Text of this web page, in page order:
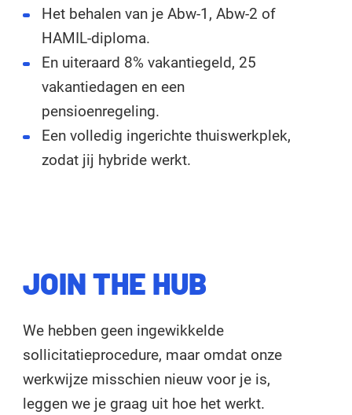
Het behalen van je Abw-1, Abw-2 of
HAMIL-diploma.
En uiteraard 8% vakantiegeld, 25
vakantiedagen en een
pensioenregeling.
Een volledig ingerichte thuiswerkplek,
zodat jij hybride werkt.
JOIN THE HUB
We hebben geen ingewikkelde
sollicitatieprocedure, maar omdat onze
werkwijze misschien nieuw voor je is,
leggen we je graag uit hoe het werkt.